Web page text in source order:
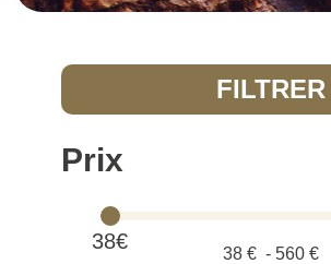
FILTRER
Prix
38€ 38 € - 560 €